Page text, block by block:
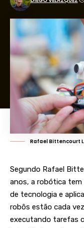
Rafael Bittencourt
Segundo Rafael
anos, a robótica
de tecnologia e
robôs estão cada
executando tarefas